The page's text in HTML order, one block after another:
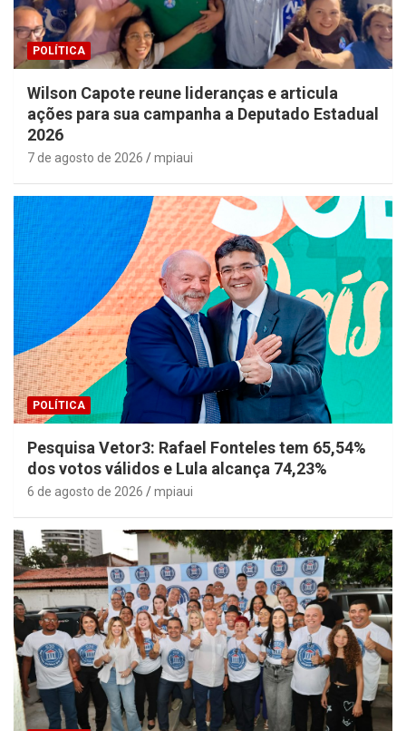
POLÍTICA
Wilson Capote reune lideranças e articula
ações para sua campanha a Deputado Estadual
2026
7 de agosto de 2026 mpiaui
POLÍTICA
Pesquisa Vetor3: Rafael Fonteles tem 65,54%
dos votos válidos e Lula alcança 74,23%
6 de agosto de 2026 mpiaui